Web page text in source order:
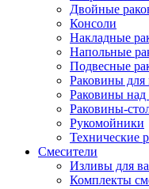
Двойные
Консоли
Накладные
Напольные
Подвесные
Раковины для
Раковины
Раковины-
Рукомойники
Технические
Смесители
Изливы для
Комплекты